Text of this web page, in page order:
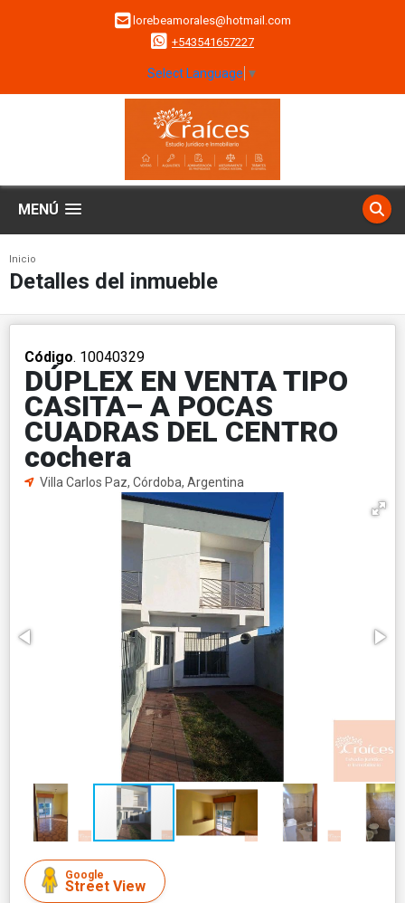
lorebeamorales@hotmail.com
+543541657227
Select Language ▼
MENÚ
Inicio
Detalles del inmueble
Código. 10040329
DÚPLEX EN VENTA TIPO
CASITA– A POCAS
CUADRAS DEL CENTRO
cochera
Villa Carlos Paz, Córdoba, Argentina
Google
Street View